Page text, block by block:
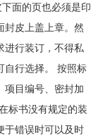
面的页也必须是印
封皮上盖上章。然
进行装订，不得私
自行选择。 按照标
项目编号、密封加
标书没有规定的装
于错误时可以及时